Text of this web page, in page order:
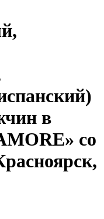
в
со